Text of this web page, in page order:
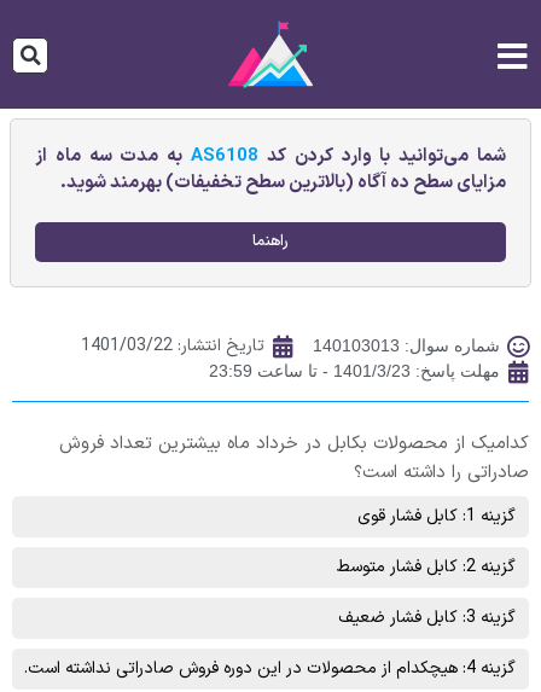
شما می‌توانید با وارد کردن کد AS6108به مدت سه ماه از
مزایای سطح ده آگاه (بالاترین سطح تخفیفات) بهرمند شوید.
راهنما
شماره سوال: 140103013 تاریخ انتشار: 1401/03/22
مهلت پاسخ: 1401/3/23 - تا ساعت 23:59
کدامیک از محصولات بکابل در خرداد ماه بیشترین تعداد فروش
صادراتی را داشته است؟
گزینه 1: کابل فشار قوی
گزینه 2: کابل فشار متوسط
گزینه 3: کابل فشار ضعيف
گزینه 4: هیچکدام از محصولات در این دوره فروش صادراتی نداشته است.